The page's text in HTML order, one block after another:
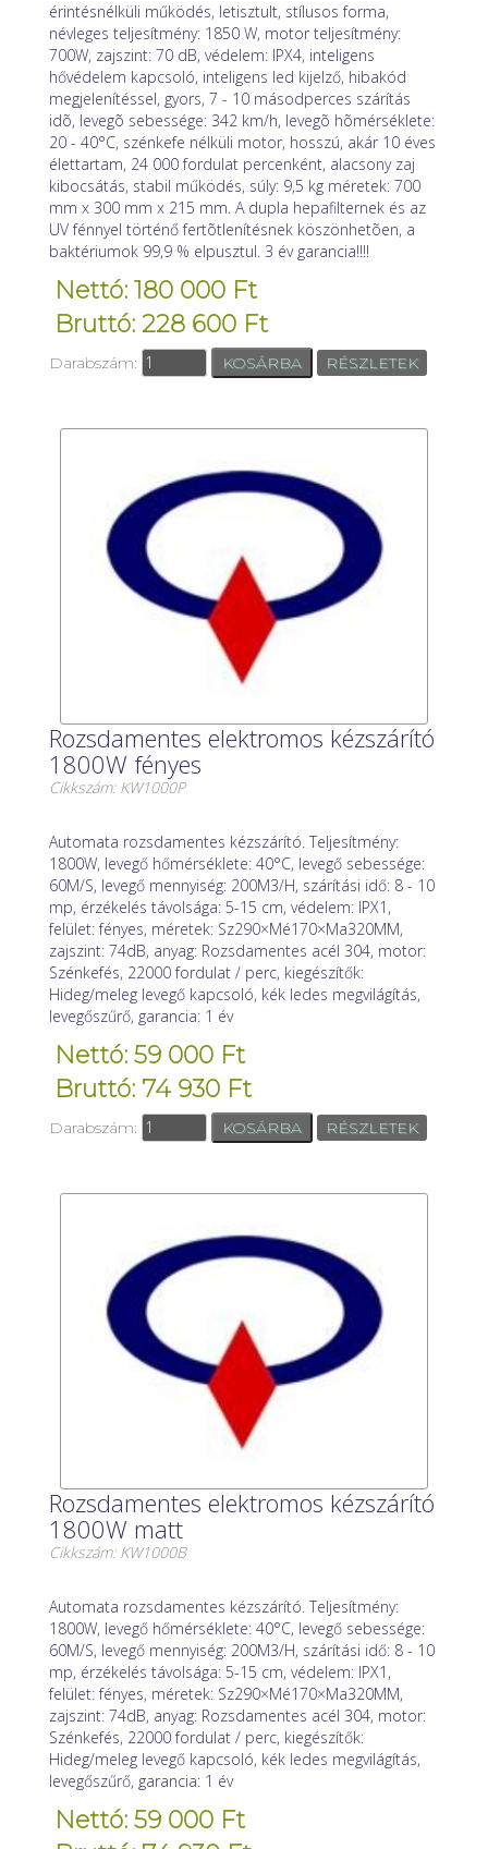
érintésnélküli működés, letisztult, stílusos forma,
névleges teljesítmény: 1850 W, motor teljesítmény:
700W, zajszint: 70 dB, védelem: IPX4, inteligens
hővédelem kapcsoló, inteligens led kijelző, hibakód
megjelenítéssel, gyors, 7 - 10 másodperces szárítás
idõ, levegõ sebessége: 342 km/h, levegõ hõmérséklete:
20 - 40°C, szénkefe nélküli motor, hosszú, akár 10 éves
élettartam, 24 000 fordulat percenként, alacsony zaj
kibocsátás, stabil működés, súly: 9,5 kg méretek: 700
mm x 300 mm x 215 mm. A dupla hepafilternek és az
UV fénnyel történő fertõtlenítésnek köszönhetõen, a
baktériumok 99,9 % elpusztul. 3 év garancia!!!!
Nettó: 180 000 Ft
Bruttó: 228 600 Ft
Darabszám: RÉSZLETEK
Rozsdamentes elektromos kézszárító
1800W fényes
Cikkszám: KW1000P
Automata rozsdamentes kézszárító. Teljesítmény:
1800W, levegő hőmérséklete: 40°C, levegő sebessége:
60M/S, levegő mennyiség: 200M3/H, szárítási idő: 8 - 10
mp, érzékelés távolsága: 5-15 cm, védelem: IPX1,
felület: fényes, méretek: Sz290×Mé170×Ma320MM,
zajszint: 74dB, anyag: Rozsdamentes acél 304, motor:
Szénkefés, 22000 fordulat / perc, kiegészítők:
Hideg/meleg levegő kapcsoló, kék ledes megvilágítás,
levegőszűrő, garancia: 1 év
Nettó: 59 000 Ft
Bruttó: 74 930 Ft
Darabszám: RÉSZLETEK
Rozsdamentes elektromos kézszárító
1800W matt
Cikkszám: KW1000B
Automata rozsdamentes kézszárító. Teljesítmény:
1800W, levegő hőmérséklete: 40°C, levegő sebessége:
60M/S, levegő mennyiség: 200M3/H, szárítási idő: 8 - 10
mp, érzékelés távolsága: 5-15 cm, védelem: IPX1,
felület: fényes, méretek: Sz290×Mé170×Ma320MM,
zajszint: 74dB, anyag: Rozsdamentes acél 304, motor:
Szénkefés, 22000 fordulat / perc, kiegészítők:
Hideg/meleg levegő kapcsoló, kék ledes megvilágítás,
levegőszűrő, garancia: 1 év
Nettó: 59 000 Ft